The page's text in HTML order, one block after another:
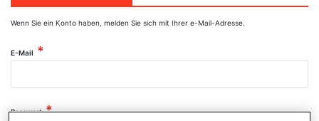
Wenn Sie ein Konto haben, melden Sie sich mit Ihrer e-Mail-Adresse.
E-Mail
Passwort